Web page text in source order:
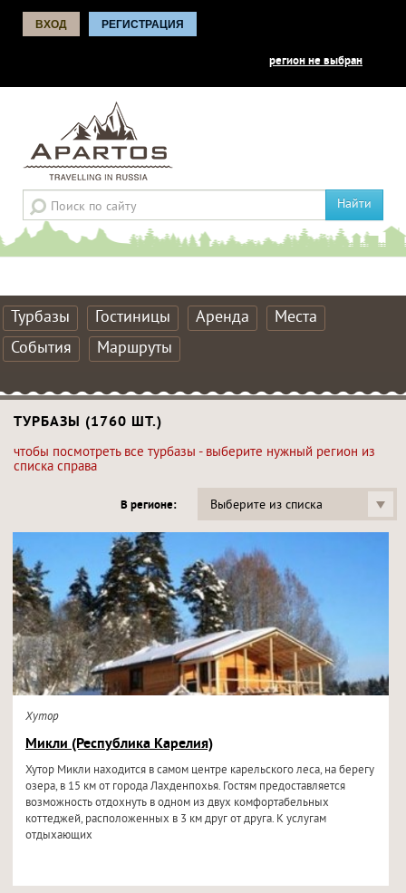
ВХОД РЕГИСТРАЦИЯ
регион не выбран
Найти
Турбазы Гостиницы Аренда
Места
События
Маршруты
ТУРБАЗЫ (1760 ШТ.)
чтобы посмотреть все турбазы - выберите нужный регион из
списка справа
В регионе: Выберите из списка
Хутор
Микли (Республика Карелия)
Хутор Микли находится в самом центре карельского леса, на берегу
озера, в 15 км от города Лахденпохья. Гостям предоставляется
возможность отдохнуть в одном из двух комфортабельных
коттеджей, расположенных в 3 км друг от друга. К услугам
отдыхающих